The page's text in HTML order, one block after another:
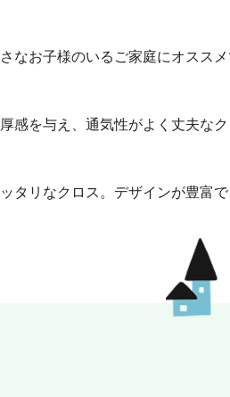
なお子様のいるご家庭にオススメ
感を与え、通気性がよく丈夫なク
タリなクロス。デザインが豊富